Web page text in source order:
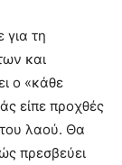
για τη
και
ο «κάθε
είπε προχθές
λαού. Θα
πρεσβεύει